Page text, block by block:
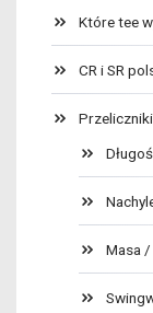
Które tee
CR i SR
Masa